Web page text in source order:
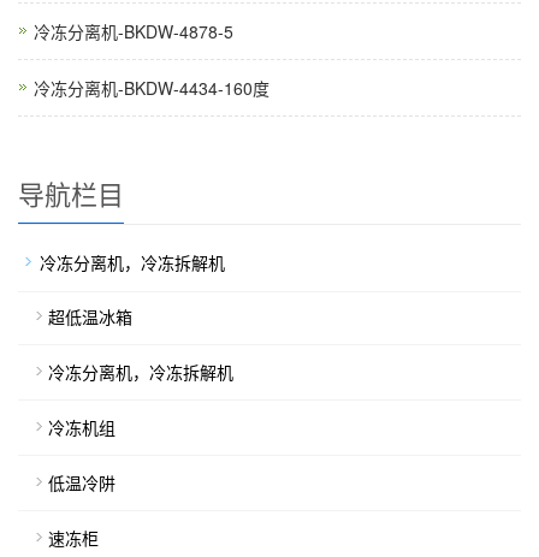
冷冻分离机-BKDW-4878-5
冷冻分离机-BKDW-4434-160度
导航栏目
冷冻分离机，冷冻拆解机
超低温冰箱
冷冻分离机，冷冻拆解机
冷冻机组
低温冷阱
速冻柜